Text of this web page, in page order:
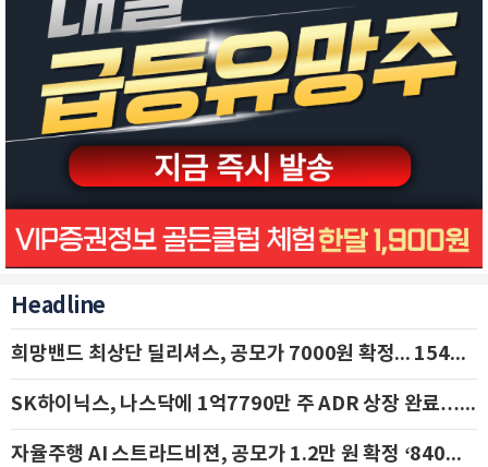
Headline
희망밴드 최상단 딜리셔스, 공모가 7000원 확정... 154억 규모 IPO 돌입
SK하이닉스, 나스닥에 1억7790만 주 ADR 상장 완료…29일 국내 추가 상장
자율주행 AI 스트라드비젼, 공모가 1.2만 원 확정 ‘840억 수혈’